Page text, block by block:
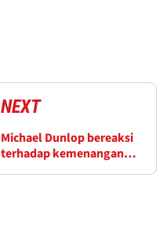
NEXT
Michael Dunlop bereaksi
terhadap kemenangan